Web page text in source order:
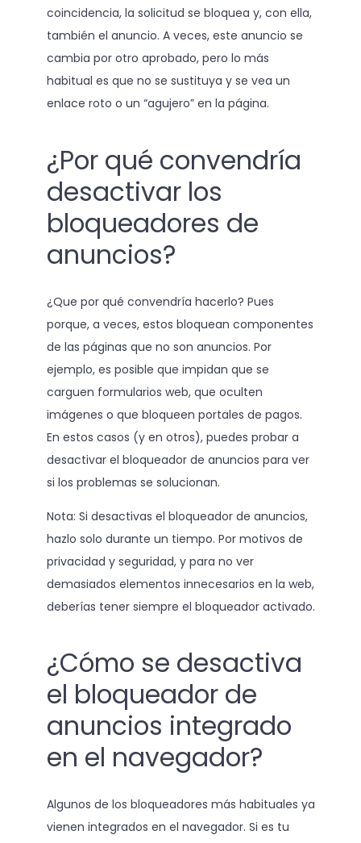
coincidencia, la solicitud se bloquea y, con ella,
también el anuncio. A veces, este anuncio se
cambia por otro aprobado, pero lo más
habitual es que no se sustituya y se vea un
enlace roto o un “agujero” en la página.
¿Por qué convendría
desactivar los
bloqueadores de
anuncios?
¿Que por qué convendría hacerlo? Pues
porque, a veces, estos bloquean componentes
de las páginas que no son anuncios. Por
ejemplo, es posible que impidan que se
carguen formularios web, que oculten
imágenes o que bloqueen portales de pagos.
En estos casos (y en otros), puedes probar a
desactivar el bloqueador de anuncios para ver
si los problemas se solucionan.
Nota: Si desactivas el bloqueador de anuncios,
hazlo solo durante un tiempo. Por motivos de
privacidad y seguridad, y para no ver
demasiados elementos innecesarios en la web,
deberías tener siempre el bloqueador activado.
¿Cómo se desactiva
el bloqueador de
anuncios integrado
en el navegador?
Algunos de los bloqueadores más habituales ya
vienen integrados en el navegador. Si es tu